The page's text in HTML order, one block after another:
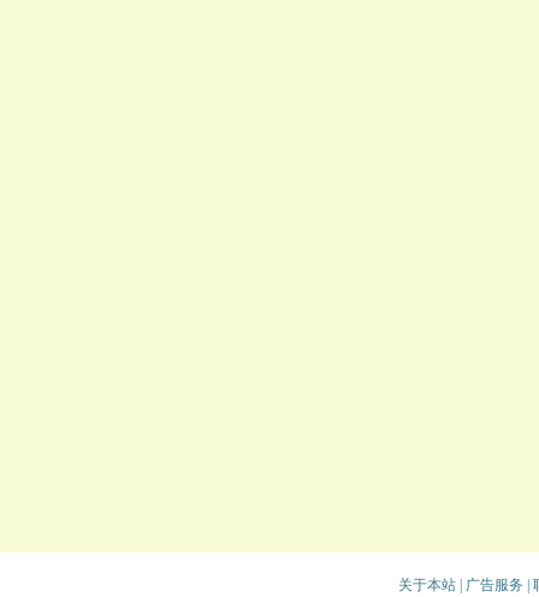
关于本站| 广告服务